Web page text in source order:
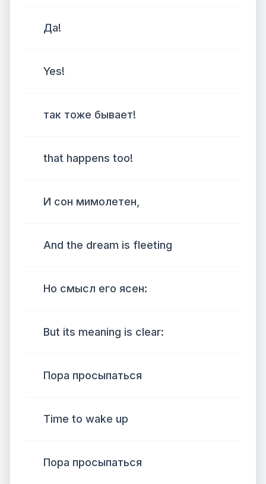
Да!
Yes!
так тоже бывает!
that happens too!
И сон мимолетен,
And the dream is fleeting
Но смысл его ясен:
But its meaning is clear:
Пора просыпаться
Time to wake up
Пора просыпаться